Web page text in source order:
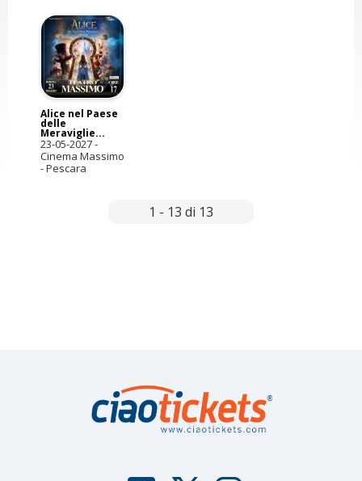
Alice nel Paese
delle
Meraviglie...
23-05-2027-
Cinema Massimo
- Pescara
1 - 13 di 13